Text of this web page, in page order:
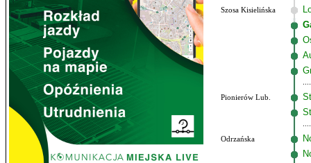
Szosa Kisielińska
Pionierów Lub.
Odrzańska